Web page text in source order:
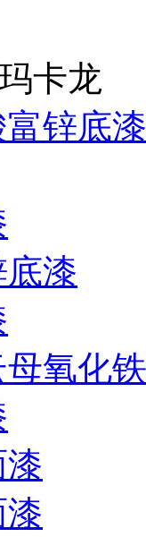
卡龙
富锌底漆
底漆
母氧化
漆
漆